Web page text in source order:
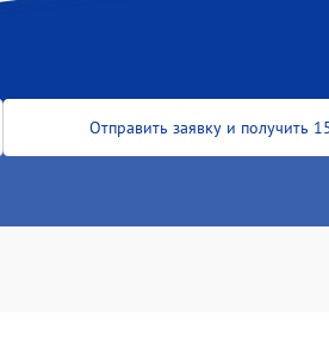
Отправить заявку и получить